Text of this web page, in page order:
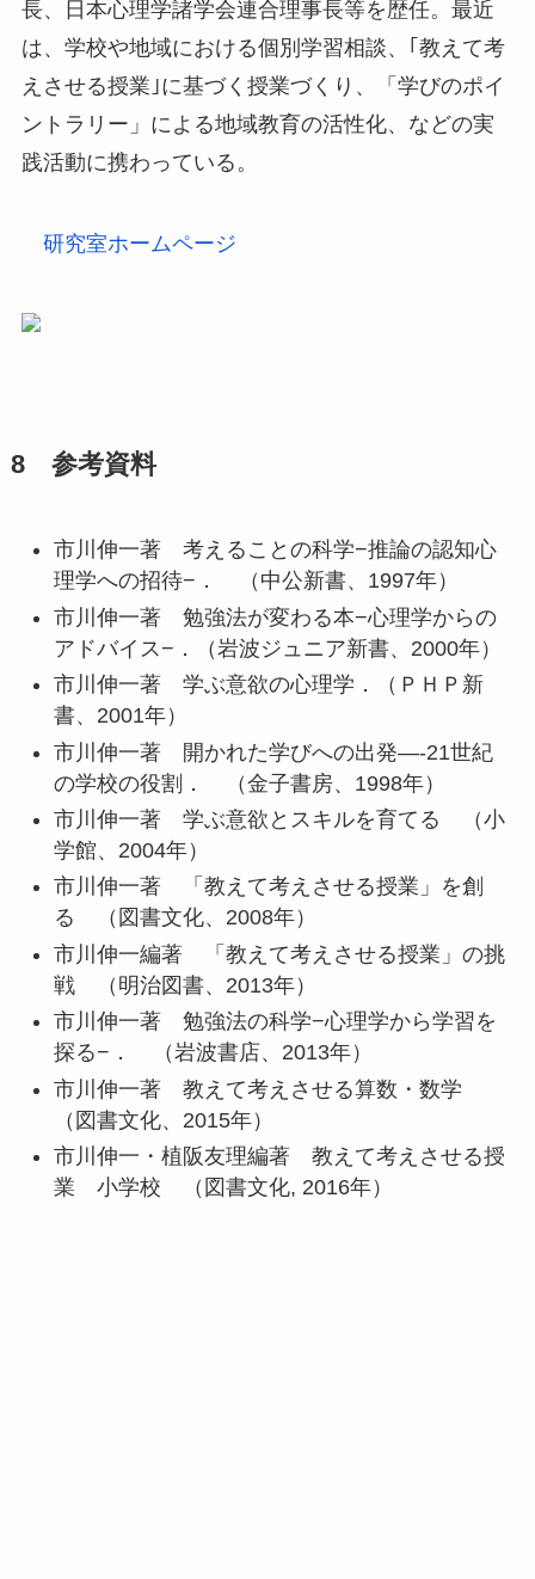
長、日本心理学諸学会連合理事長等を歴任。最近
は、学校や地域における個別学習相談、｢教えて考
えさせる授業｣に基づく授業づくり、「学びのポイ
ントラリー」による地域教育の活性化、などの実
践活動に携わっている。
研究室ホームページ
8 参考資料
市川伸一著 考えることの科学−推論の認知心
理学への招待−． （中公新書、1997年）
市川伸一著 勉強法が変わる本−心理学からの
アドバイス−．（岩波ジュニア新書、2000年）
市川伸一著 学ぶ意欲の心理学．（ＰＨＰ新
書、2001年）
市川伸一著 開かれた学びへの出発—-21世紀
の学校の役割． （金子書房、1998年）
市川伸一著 学ぶ意欲とスキルを育てる （小
学館、2004年）
市川伸一著 「教えて考えさせる授業」を創
る （図書文化、2008年）
市川伸一編著 「教えて考えさせる授業」の挑
戦 （明治図書、2013年）
市川伸一著 勉強法の科学−心理学から学習を
探る−． （岩波書店、2013年）
市川伸一著 教えて考えさせる算数・数学
（図書文化、2015年）
市川伸一・植阪友理編著 教えて考えさせる授
業 小学校 （図書文化, 2016年）